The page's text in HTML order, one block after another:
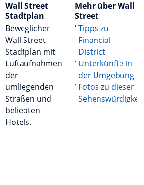
Wall Street
Stadtplan
Beweglicher
Wall Street
Stadtplan mit
Luftaufnahmen
der
umliegenden
Straßen und
beliebten
Hotels.
Mehr über Wall
Street
Tipps zu
Financial
District
Unterkünfte in
der Umgebung
Fotos zu dieser
Sehenswürdigkeit